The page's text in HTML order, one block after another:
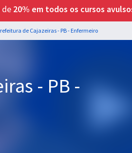
de 20% em todos os cursos
de Cajazeiras - PB - Enfermeiro
- PB -